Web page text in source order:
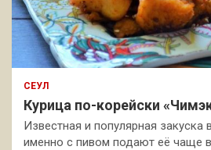
СЕУЛ
Курица по-корейски
Известная и популярная закуска
именно с пивом подают её чаще